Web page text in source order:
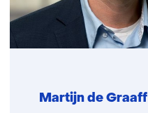
Martijn de Graaff